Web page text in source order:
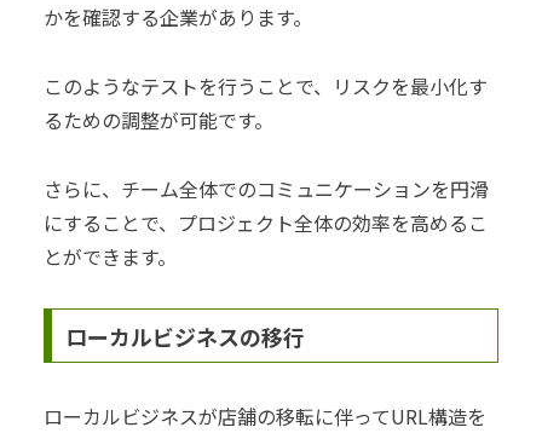
かを確認する企業があります。
このようなテストを行うことで、リスクを最小化す
るための調整が可能です。
さらに、チーム全体でのコミュニケーションを円滑
にすることで、プロジェクト全体の効率を高めるこ
とができます。
ローカルビジネスの移行
ローカルビジネスが店舗の移転に伴ってURL構造を